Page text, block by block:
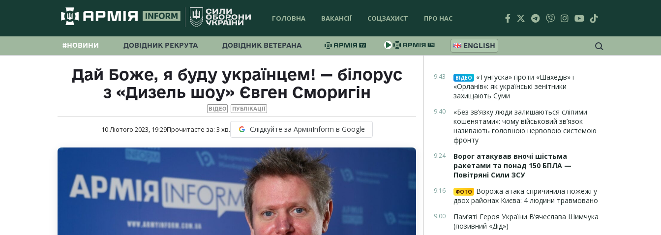
ГОЛОВНА ВАКАНСІЇ СОЦЗАХИСТ ПРО НАС
#НОВИНИ ДОВІДНИК РЕКРУТА ДОВІДНИК ВЕТЕРАНА ENGLISH
Дай Боже, я буду українцем! — білорус
з «Дизель шоу» Євген Сморигін
ВІДЕО ПУБЛІКАЦІЇ
10 Лютого 2023, 19:29Прочитаєте за: 3 хв. Слідкуйте за АрміяInform в Google
9:43 ВІДЕО
«Тунгуска» проти «Шахедів» і
«Орланів»: як українські зенітники
захищають Суми
9:40
«Без зв’язку люди залишаються сліпими
кошенятами»: чому військовий зв’язок
називають головною нервовою системою
фронту
9:24
Ворог атакував вночі шістьма
ракетами та понад 150 БПЛА —
Повітряні Сили ЗСУ
9:16 ФОТО
Ворожа атака спричинила пожежі у
двох районах Києва: 4 людини травмовано
9:00
Пам’яті Героя України В’ячеслава Шимчука
(позивний «Дід»)